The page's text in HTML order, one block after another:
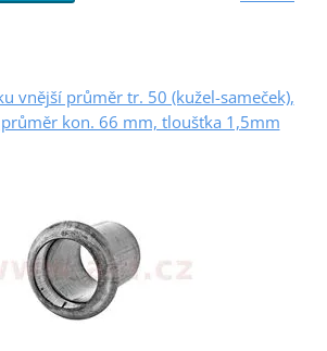
vnější průměr tr. 50 (kužel-sameček),
kon. 66 mm, tloušťka 1,5mm